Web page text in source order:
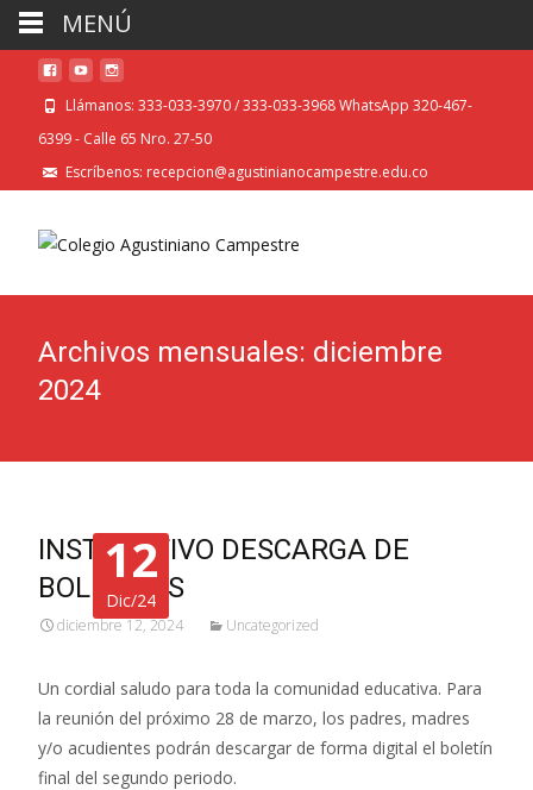
Llámanos: 333-033-3970 / 333-033-3968 WhatsApp 320-467-
6399 - Calle 65 Nro. 27-50
Escríbenos: recepcion@agustinianocampestre.edu.co
Archivos mensuales: diciembre
2024
12
Dic/24
INSTRUCTIVO DESCARGA DE
BOLETINES
diciembre 12, 2024 Uncategorized
Un cordial saludo para toda la comunidad educativa. Para
la reunión del próximo 28 de marzo, los padres, madres
y/o acudientes podrán descargar de forma digital el boletín
final del segundo periodo.
MENÚ